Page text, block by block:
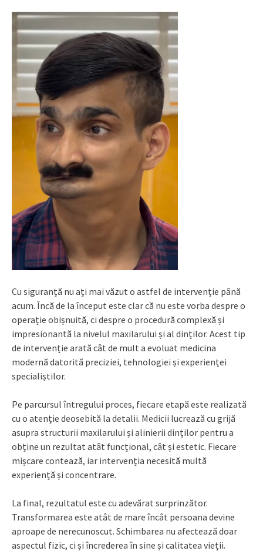
Cu siguranță nu ați mai văzut o astfel de intervenție până
acum. Încă de la început este clar că nu este vorba despre o
operație obișnuită, ci despre o procedură complexă și
impresionantă la nivelul maxilarului și al dinților. Acest tip
de intervenție arată cât de mult a evoluat medicina
modernă datorită preciziei, tehnologiei și experienței
specialiștilor.
Pe parcursul întregului proces, fiecare etapă este realizată
cu o atenție deosebită la detalii. Medicii lucrează cu grijă
asupra structurii maxilarului și alinierii dinților pentru a
obține un rezultat atât funcțional, cât și estetic. Fiecare
mișcare contează, iar intervenția necesită multă
experiență și concentrare.
La final, rezultatul este cu adevărat surprinzător.
Transformarea este atât de mare încât persoana devine
aproape de nerecunoscut. Schimbarea nu afectează doar
aspectul fizic, ci și încrederea în sine și calitatea vieții.